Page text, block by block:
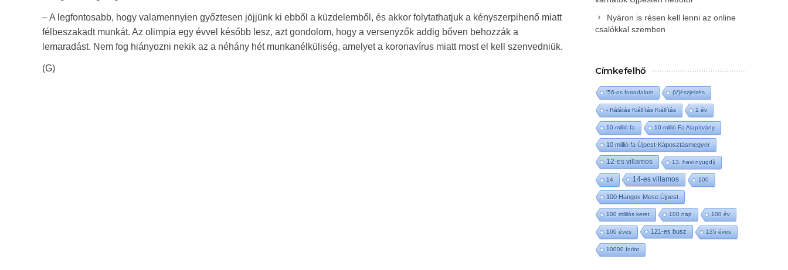
– A legfontosabb, hogy valamennyien győztesen jöjjünk ki ebből a küzdelemből, és akkor folytathatjuk a kényszerpihenő miatt
félbeszakadt munkát. Az olimpia egy évvel később lesz, azt gondolom, hogy a versenyzők addig bőven behozzák a
lemaradást. Nem fog hiányozni nekik az a néhány hét munkanélküliség, amelyet a koronavírus miatt most el kell szenvedniük.
(G)
Nyáron is résen kell lenni az online
csalókkal szemben
Címkefelhő
'56-os forradalom (V)észjelzés
- Rálátás Kiállítás Kiállítás 1 év
10 millió fa 10 millió Fa Alapítvány
10 millió fa Újpest-Káposztásmegyer
12-es villamos 13. havi nyugdíj
14 14-es villamos 100
100 Hangos Mese Újpest
100 milliós keret 100 nap 100 év
100 éves 121-es busz 135 éves
10000 forint